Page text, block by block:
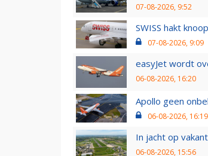
07-08-2026, 9:52
SWISS hakt
07-08-2026, 9:09
easyJet wordt
06-08-2026, 16:20
Apollo geen
06-08-2026, 16:19
In jacht op
06-08-2026, 15:56